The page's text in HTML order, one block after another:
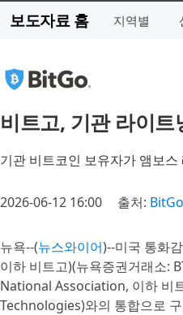
보도자료 홈 지역별
비트고, 기관 라이트
기관 비트코인 보유자가 앰보
2026-06-12 16:00 출처:
뉴욕--(뉴스와이어)--미국 통화
이하 비트고)(뉴욕증권거래소:
National Association, 이하 비
Technologies)와의 통합으로